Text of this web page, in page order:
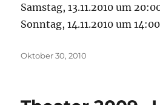
Samstag, 13.11.2010 um
Sonntag, 14.11.2010 um
Veröffentlicht
Oktober 30, 2010